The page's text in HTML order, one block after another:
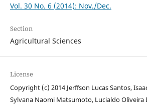
Vol. 30 No. 6 (2014): Nov./Dec.
Section
Agricultural Sciences
License
Copyright (c) 2014 Jerffson Lucas Santos,
Sylvana Naomi Matsumoto, Lucialdo Oliveira